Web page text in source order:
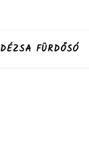
DÉZSA FÜRDŐSÓ